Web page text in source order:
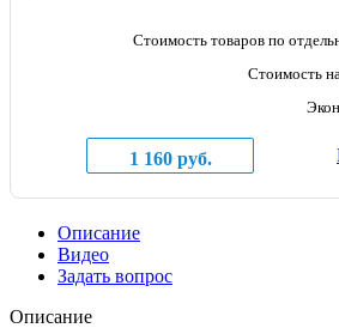
Стоимость товаров по
Стоимость
1 160 руб.
Описание
Видео
Задать вопрос
Описание